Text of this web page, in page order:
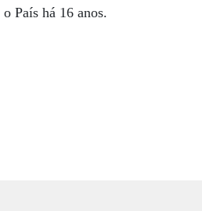
País há 16 anos.